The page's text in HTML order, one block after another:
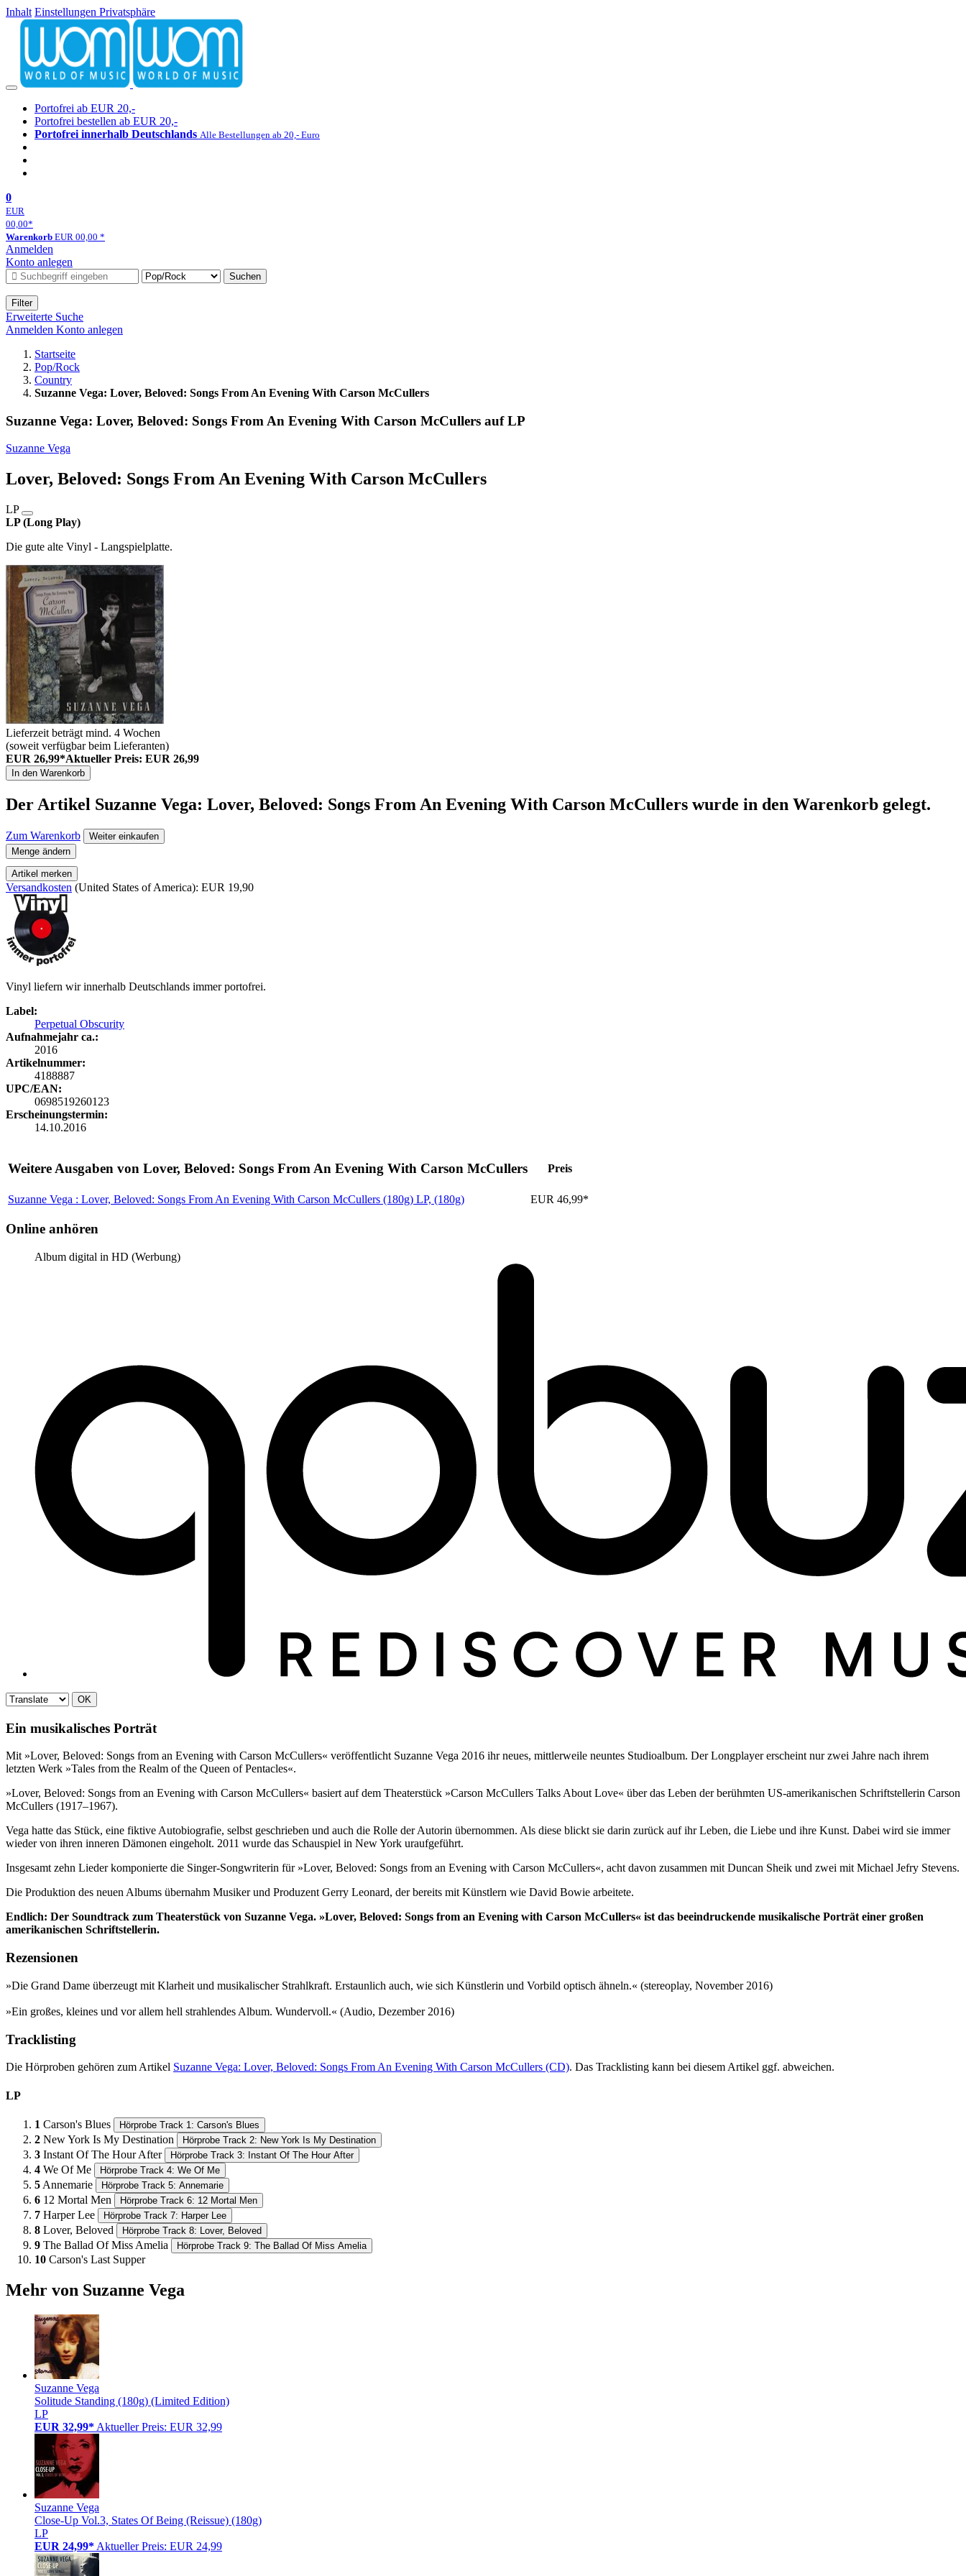
Inhalt Einstellungen Privatsphäre
Portofrei ab EUR 20,-
Portofrei bestellen ab EUR 20,-
Portofrei innerhalb Deutschlands Alle Bestellungen ab 20,- Euro
0
EUR
00,00*
Warenkorb EUR 00,00 *
Anmelden
Konto anlegen
Suchen
Filter
Erweiterte Suche
Anmelden Konto anlegen
Startseite
Pop/Rock
Country
Suzanne Vega: Lover, Beloved: Songs From An Evening With Carson McCullers
Suzanne Vega: Lover, Beloved: Songs From An Evening With Carson McCullers auf LP
Suzanne Vega
Lover, Beloved: Songs From An Evening With Carson McCullers
LP
LP (Long Play)
Die gute alte Vinyl - Langspielplatte.
Lieferzeit beträgt mind. 4 Wochen
(soweit verfügbar beim Lieferanten)
EUR 26,99*Aktueller Preis: EUR 26,99
In den Warenkorb
Der Artikel Suzanne Vega: Lover, Beloved: Songs From An Evening With Carson McCullers wurde in den Warenkorb gelegt.
Zum Warenkorb
Weiter einkaufen
Menge ändern
Artikel merken
Versandkosten (United States of America): EUR 19,90
Vinyl liefern wir innerhalb Deutschlands immer portofrei.
Label:
Perpetual Obscurity
Aufnahmejahr ca.:
2016
Artikelnummer:
4188887
UPC/EAN:
0698519260123
Erscheinungstermin:
14.10.2016
Weitere Ausgaben von Lover, Beloved: Songs From An Evening With Carson McCullers Preis
Suzanne Vega : Lover, Beloved: Songs From An Evening With Carson McCullers (180g) LP, (180g) EUR 46,99*
Online anhören
Album digital in HD (Werbung)
OK
Ein musikalisches Porträt
Mit »Lover, Beloved: Songs from an Evening with Carson McCullers« veröffentlicht Suzanne Vega 2016 ihr neues, mittlerweile neuntes Studioalbum. Der Longplayer erscheint nur zwei Jahre nach ihrem
letzten Werk »Tales from the Realm of the Queen of Pentacles«.
»Lover, Beloved: Songs from an Evening with Carson McCullers« basiert auf dem Theaterstück »Carson McCullers Talks About Love« über das Leben der berühmten US-amerikanischen Schriftstellerin Carson
McCullers (1917–1967).
Vega hatte das Stück, eine fiktive Autobiografie, selbst geschrieben und auch die Rolle der Autorin übernommen. Als diese blickt sie darin zurück auf ihr Leben, die Liebe und ihre Kunst. Dabei wird sie immer
wieder von ihren inneren Dämonen eingeholt. 2011 wurde das Schauspiel in New York uraufgeführt.
Insgesamt zehn Lieder komponierte die Singer-Songwriterin für »Lover, Beloved: Songs from an Evening with Carson McCullers«, acht davon zusammen mit Duncan Sheik und zwei mit Michael Jefry Stevens.
Die Produktion des neuen Albums übernahm Musiker und Produzent Gerry Leonard, der bereits mit Künstlern wie David Bowie arbeitete.
Endlich: Der Soundtrack zum Theaterstück von Suzanne Vega. »Lover, Beloved: Songs from an Evening with Carson McCullers« ist das beeindruckende musikalische Porträt einer großen
amerikanischen Schriftstellerin.
Rezensionen
»Die Grand Dame überzeugt mit Klarheit und musikalischer Strahlkraft.​ Erstaunlich auch, wie sich Künstlerin und Vorbild optisch ähneln.​« (stereoplay, November 2016)
»Ein großes, kleines und vor allem hell strahlendes Album.​ Wundervoll.​« (Audio, Dezember 2016)
Tracklisting
Die Hörproben gehören zum Artikel Suzanne Vega: Lover, Beloved: Songs From An Evening With Carson McCullers (CD). Das Tracklisting kann bei diesem Artikel ggf. abweichen.
LP
1 Carson's Blues Hörprobe Track 1: Carson's Blues
2 New York Is My Destination Hörprobe Track 2: New York Is My Destination
3 Instant Of The Hour After Hörprobe Track 3: Instant Of The Hour After
4 We Of Me Hörprobe Track 4: We Of Me
5 Annemarie Hörprobe Track 5: Annemarie
6 12 Mortal Men Hörprobe Track 6: 12 Mortal Men
7 Harper Lee Hörprobe Track 7: Harper Lee
8 Lover, Beloved Hörprobe Track 8: Lover, Beloved
9 The Ballad Of Miss Amelia Hörprobe Track 9: The Ballad Of Miss Amelia
10 Carson's Last Supper
Mehr von Suzanne Vega
Suzanne Vega
Solitude Standing (180g) (Limited Edition)
LP
EUR 32,99* Aktueller Preis: EUR 32,99
Suzanne Vega
Close-Up Vol.3, States Of Being (Reissue) (180g)
LP
EUR 24,99* Aktueller Preis: EUR 24,99